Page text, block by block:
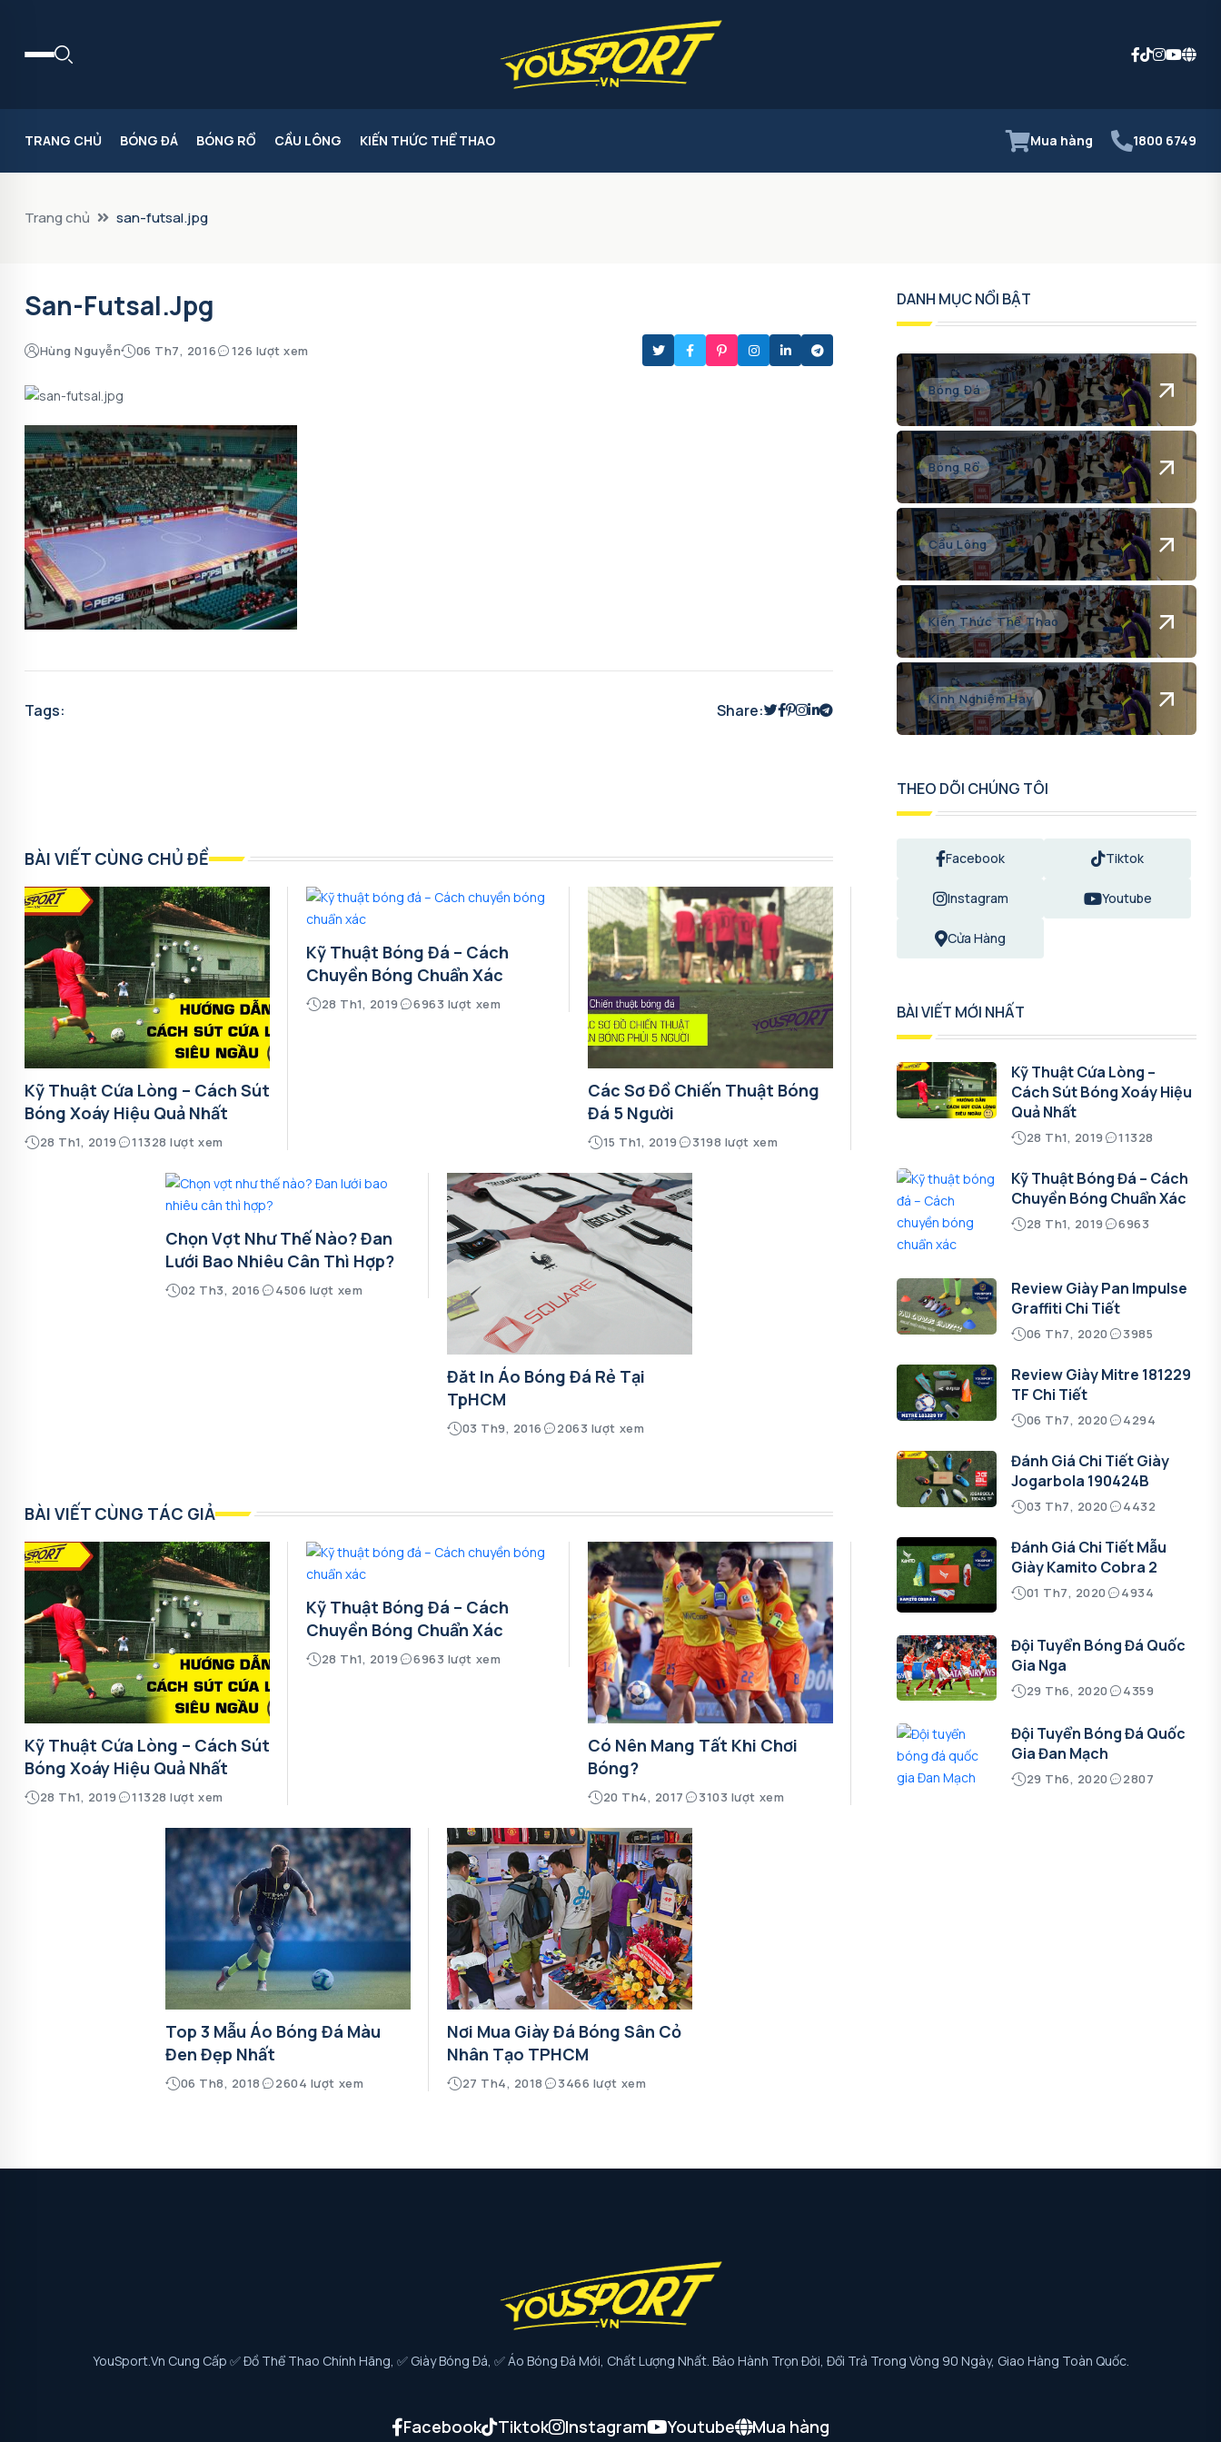
TRANG CHỦ BÓNG ĐÁ BÓNG RỔ CẦU LÔNG KIẾN THỨC THỂ THAO Mua hàng 1800 6749
Trang chủ san-futsal.jpg
San-Futsal.jpg
Hùng Nguyễn 06 Th7, 2016 126 lượt xem
Tags: Share:
BÀI VIẾT CÙNG CHỦ ĐỀ
Kỹ Thuật Cứa Lòng – Cách Sút
Bóng Xoáy Hiệu Quả Nhất
28 Th1, 2019 11328 lượt xem
Kỹ Thuật Bóng Đá – Cách
Chuyền Bóng Chuẩn Xác
28 Th1, 2019 6963 lượt xem
Các Sơ Đồ Chiến Thuật Bóng
Đá 5 Người
15 Th1, 2019 3198 lượt xem
Chọn Vợt Như Thế Nào? Đan
Lưới Bao Nhiêu Cân Thì Hợp?
02 Th3, 2016 4506 lượt xem
Đăt In Áo Bóng Đá Rẻ Tại
TpHCM
03 Th9, 2016 2063 lượt xem
BÀI VIẾT CÙNG TÁC GIẢ
Kỹ Thuật Cứa Lòng – Cách Sút
Bóng Xoáy Hiệu Quả Nhất
28 Th1, 2019 11328 lượt xem
Kỹ Thuật Bóng Đá – Cách
Chuyền Bóng Chuẩn Xác
28 Th1, 2019 6963 lượt xem
Có Nên Mang Tất Khi Chơi
Bóng?
20 Th4, 2017 3103 lượt xem
Top 3 Mẫu Áo Bóng Đá Màu
Đen Đẹp Nhất
06 Th8, 2018 2604 lượt xem
Nơi Mua Giày Đá Bóng Sân Cỏ
Nhân Tạo TPHCM
27 Th4, 2018 3466 lượt xem
DANH MỤC NỔI BẬT
Bóng Đá
Bóng Rổ
Cầu Lông
Kiến Thức Thể Thao
Kinh Nghiệm Hay
THEO DÕI CHÚNG TÔI
Facebook Tiktok
Instagram Youtube
Cửa Hàng
BÀI VIẾT MỚI NHẤT
Kỹ Thuật Cứa Lòng –
Cách Sút Bóng Xoáy Hiệu
Quả Nhất
28 Th1, 2019 11328
Kỹ Thuật Bóng Đá – Cách
Chuyền Bóng Chuẩn Xác
28 Th1, 2019 6963
Review Giày Pan Impulse
Graffiti Chi Tiết
06 Th7, 2020 3985
Review Giày Mitre 181229
TF Chi Tiết
06 Th7, 2020 4294
Đánh Giá Chi Tiết Giày
Jogarbola 190424B
03 Th7, 2020 4432
Đánh Giá Chi Tiết Mẫu
Giày Kamito Cobra 2
01 Th7, 2020 4934
Đội Tuyển Bóng Đá Quốc
Gia Nga
29 Th6, 2020 4359
Đội Tuyển Bóng Đá Quốc
Gia Đan Mạch
29 Th6, 2020 2807
YouSport.vn Cung Cấp ✅ Đồ Thể Thao Chính Hãng, ✅ Giày Bóng Đá, ✅ Áo Bóng Đá Mới, Chất Lượng Nhất. Bảo Hành Trọn Đời, Đổi Trả Trong Vòng 90 Ngày, Giao Hàng Toàn Quốc.
Facebook Tiktok Instagram Youtube Mua hàng